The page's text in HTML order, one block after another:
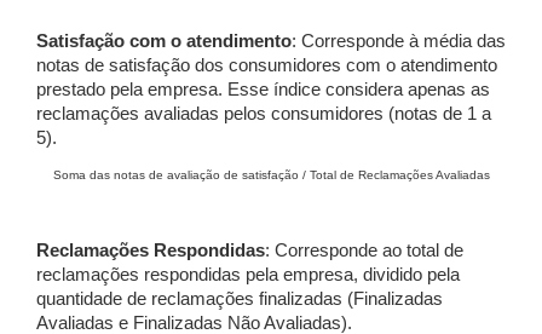
Satisfação com o atendimento: Corresponde à média das
notas de satisfação dos consumidores com o atendimento
prestado pela empresa. Esse índice considera apenas as
reclamações avaliadas pelos consumidores (notas de 1 a
5).
Soma das notas de avaliação de satisfação / Total de Reclamações Avaliadas
Reclamações Respondidas: Corresponde ao total de
reclamações respondidas pela empresa, dividido pela
quantidade de reclamações finalizadas (Finalizadas
Avaliadas e Finalizadas Não Avaliadas).